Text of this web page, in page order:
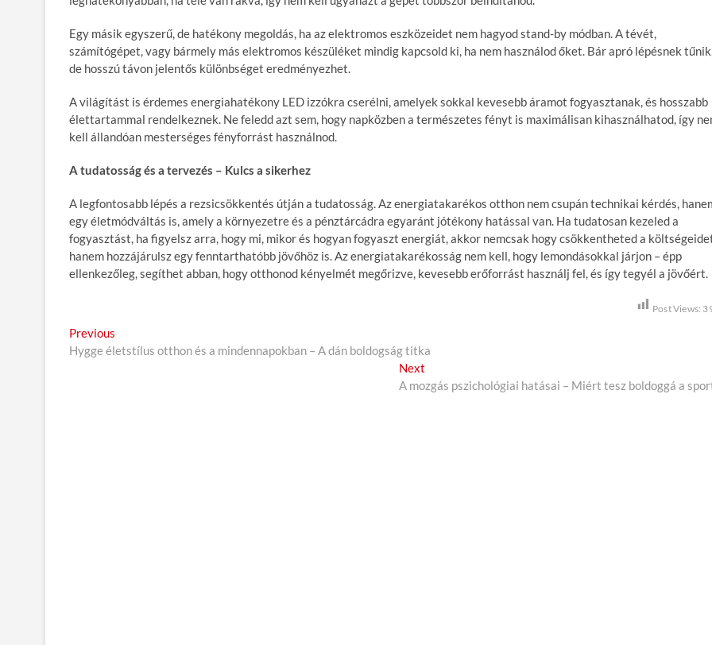
Egy másik egyszerű, de hatékony megoldás, ha az elektromos eszközeidet nem hagyod stand-by módban. A tévét,
számítógépet, vagy bármely más elektromos készüléket mindig kapcsold ki, ha nem használod őket. Bár apró lépésnek
de hosszú távon jelentős különbséget eredményezhet.
A világítást is érdemes energiahatékony LED izzókra cserélni, amelyek sokkal kevesebb áramot fogyasztanak, és hosszabb
élettartammal rendelkeznek. Ne feledd azt sem, hogy napközben a természetes fényt is maximálisan kihasználhatod, így
kell állandóan mesterséges fényforrást használnod.
A tudatosság és a tervezés – Kulcs a sikerhez
A legfontosabb lépés a rezsicsökkentés útján a tudatosság. Az energiatakarékos otthon nem csupán technikai kérdés,
egy életmódváltás is, amely a környezetre és a pénztárcádra egyaránt jótékony hatással van. Ha tudatosan kezeled a
fogyasztást, ha figyelsz arra, hogy mi, mikor és hogyan fogyaszt energiát, akkor nemcsak hogy csökkentheted a
hanem hozzájárulsz egy fenntarthatóbb jövőhöz is. Az energiatakarékosság nem kell, hogy lemondásokkal járjon – épp
ellenkezőleg, segíthet abban, hogy otthonod kényelmét megőrizve, kevesebb erőforrást használj fel, és így tegyél a jövőért.
Post Views:
B
e
Previous
r
Hygge életstílus otthon és a mindennapokban – A dán boldogság titka
Next
e
A mozgás pszichológiai hatásai – Miért tesz boldoggá a